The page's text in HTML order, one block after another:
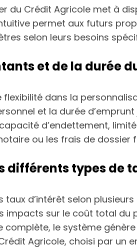
du Crédit Agricole met à
permet aux futurs
selon leurs besoins
et de la durée
dans la
et la durée
d’endettement,
ou les frais de dossier
différents types de
taux d’intérêt selon
impacts sur le coût total du
complète, le système
Agricole, choisi par